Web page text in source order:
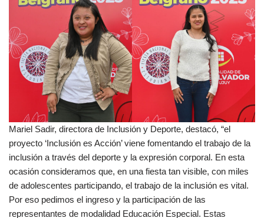
Mariel Sadir, directora de Inclusión y Deporte, destacó, “el
proyecto ‘Inclusión es Acción’ viene fomentando el trabajo de la
inclusión a través del deporte y la expresión corporal. En esta
ocasión consideramos que, en una fiesta tan visible, con miles
de adolescentes participando, el trabajo de la inclusión es vital.
Por eso pedimos el ingreso y la participación de las
representantes de modalidad Educación Especial. Estas